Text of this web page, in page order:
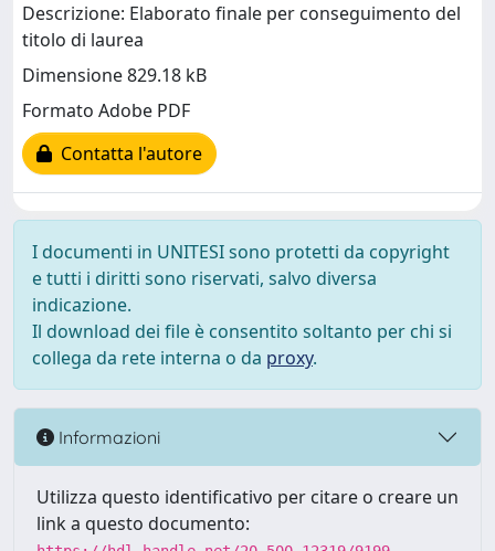
Descrizione: Elaborato finale per conseguimento del
titolo di laurea
Dimensione 829.18 kB
Formato Adobe PDF
Contatta l'autore
I documenti in UNITESI sono protetti da copyright
e tutti i diritti sono riservati, salvo diversa
indicazione.
Il download dei file è consentito soltanto per chi si
collega da rete interna o da proxy.
Informazioni
Utilizza questo identificativo per citare o creare un
link a questo documento: